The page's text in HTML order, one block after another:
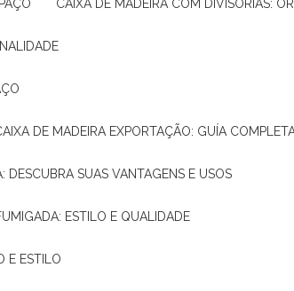
CAIXA DE MADEIRA COM DIVISÓRIAS:
CAIXA DE MADEIRA EXPORTAÇÃO: GUÍA
DESCUBRA SUAS VANTAGENS E USOS
ESTILO E QUALIDADE
E ESTILO